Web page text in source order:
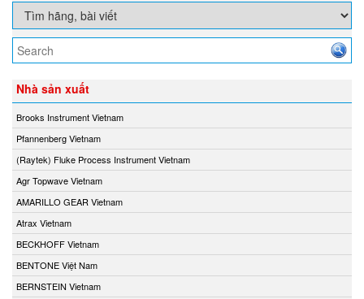
Nhà sản xuất
Brooks Instrument Vietnam
Pfannenberg Vietnam
(Raytek) Fluke Process Instrument Vietnam
Agr Topwave Vietnam
AMARILLO GEAR Vietnam
Atrax Vietnam
BECKHOFF Vietnam
BENTONE Việt Nam
BERNSTEIN Vietnam